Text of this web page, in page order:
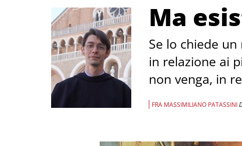
Ma
Se lo chiede
in relazione ai
non venga, in
FRA MASSIMILIANO PATASSINI